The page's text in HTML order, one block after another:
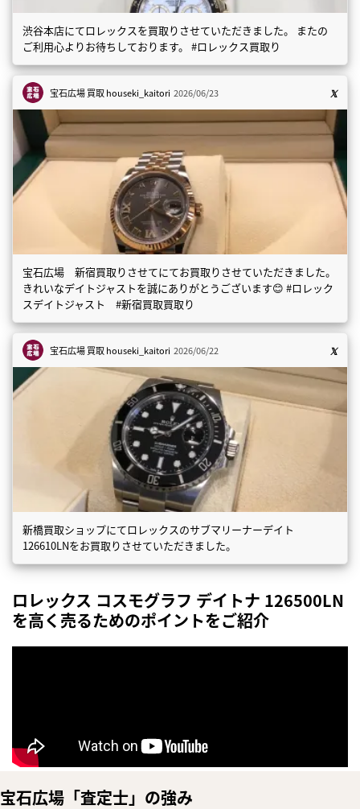
渋谷本店にてロレックスを買取りさせていただきました。 またの
ご利用心よりお待ちしております。 #ロレックス買取り
宝石広場 買取houseki_kaitori 2026/06/23
宝石広場 新宿買取りさせてにてお買取りさせていただきました。
きれいなデイトジャストを誠にありがとうございます😊 #ロレック
スデイトジャスト #新宿買取買取り
宝石広場 買取houseki_kaitori 2026/06/22
新橋買取ショップにてロレックスのサブマリーナーデイト
126610LNをお買取りさせていただきました。
ロレックス コスモグラフ デイトナ 126500LN
を高く売るためのポイントをご紹介
宝石広場「査定士」の強み
まずは